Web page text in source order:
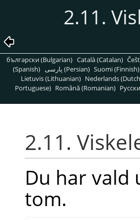
2.11.
български (Bulgarian) Català (Catalan)
(Spanish)
پارسی (Persian) Suomi (Finnish)
Lietuvis (Lithuanian) Nederlands
Portuguese) Română (Romanian)
2.11.
Du har vald
tom.